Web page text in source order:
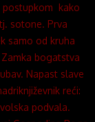
postupkom kako
sotone. Prva
samo od kruha
bogatstva
Napast slave
reći:
podvala.